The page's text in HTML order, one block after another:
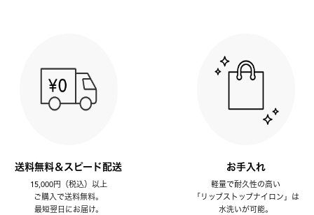
送料無料＆スピード配送
15,000円（税込）以上
ご購入で送料無料。
最短翌日にお届け。
お手入れ
軽量で耐久性の高い
「リップストップナイロン」は
水洗いが可能。